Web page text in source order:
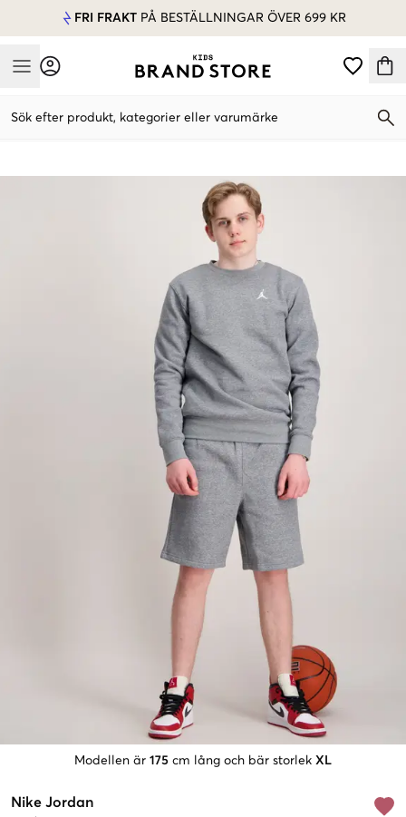
FRI FRAKT PÅ BESTÄLLNINGAR ÖVER 699 KR
Mobile Menu
Sök efter produkt, kategorier eller varumärke
Modellen är 175 cm lång och bär storlek XL
Nike Jordan